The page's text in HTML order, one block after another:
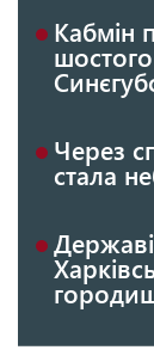
Кабмін
Через
стала